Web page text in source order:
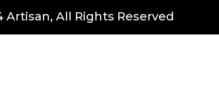
Artisan, All Rights Reserved